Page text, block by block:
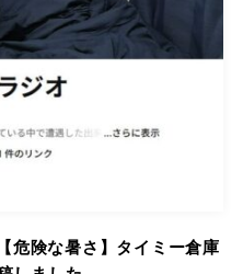
危険な暑さ】タイミー倉庫